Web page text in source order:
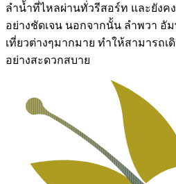
ลำน้ำที่ไหลผ่านทั่วรีสอร์ท และยังค
อย่างชัดเจน นอกจากนั้น ลำพวา อั
เที่ยวต่างๆมากมาย ทำให้สามารถเ
อย่างสะดวกสบาย